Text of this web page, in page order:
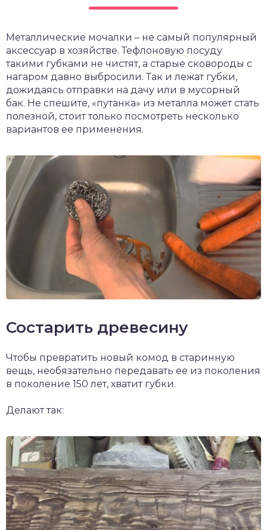
Металлические мочалки – не самый популярный
аксессуар в хозяйстве. Тефлоновую посуду
такими губками не чистят, а старые сковороды с
нагаром давно выбросили. Так и лежат губки,
дожидаясь отправки на дачу или в мусорный
бак. Не спешите, «путанка» из металла может стать
полезной, стоит только посмотреть несколько
вариантов ее применения.
Состарить древесину
Чтобы превратить новый комод в старинную
вещь, необязательно передавать ее из поколения
в поколение 150 лет, хватит губки.
Делают так:
крыши и кровли
и уход